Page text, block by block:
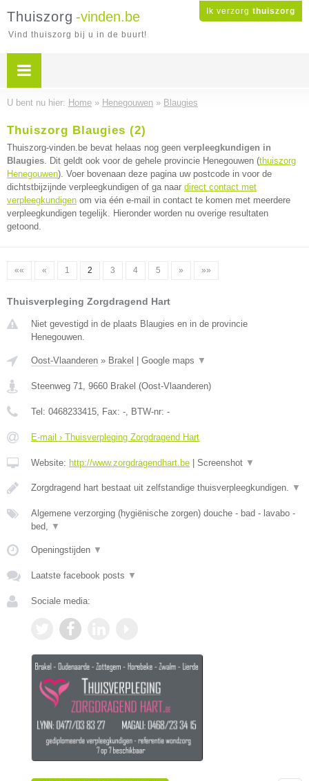
Ik verzorg thuiszorg
Thuiszorg -vinden.be
Vind thuiszorg bij u in de buurt!
U bent nu hier: Home » Henegouwen » Blaugies
Thuiszorg Blaugies (2)
Thuiszorg-vinden.be bevat helaas nog geen verpleegkundigen in
Blaugies. Dit geldt ook voor de gehele provincie Henegouwen (thuiszorg
Henegouwen). Voer bovenaan deze pagina uw postcode in voor de
dichtstbijzijnde verpleegkundigen of ga naar direct contact met
verpleegkundigen om via één e-mail in contact te komen met meerdere
verpleegkundigen tegelijk. Hieronder worden nu overige resultaten
getoond.
«« « 1 2 3 4 5 » »»
Thuisverpleging Zorgdragend Hart
Niet gevestigd in de plaats Blaugies en in de provincie
Henegouwen.
Oost-Vlaanderen » Brakel Google maps ▼
Steenweg 71, 9660 Brakel (Oost-Vlaanderen)
Tel: 0468233415, Fax: -, BTW-nr: -
E-mail › Thuisverpleging Zorgdragend Hart
Website: http://www.zorgdragendhart.be Screenshot ▼
Zorgdragend hart bestaat uit zelfstandige thuisverpleegkundigen. ▼
Algemene verzorging (hygiënische zorgen) douche - bad - lavabo -
bed, ▼
Openingstijden ▼
Laatste facebook posts ▼
Sociale media: